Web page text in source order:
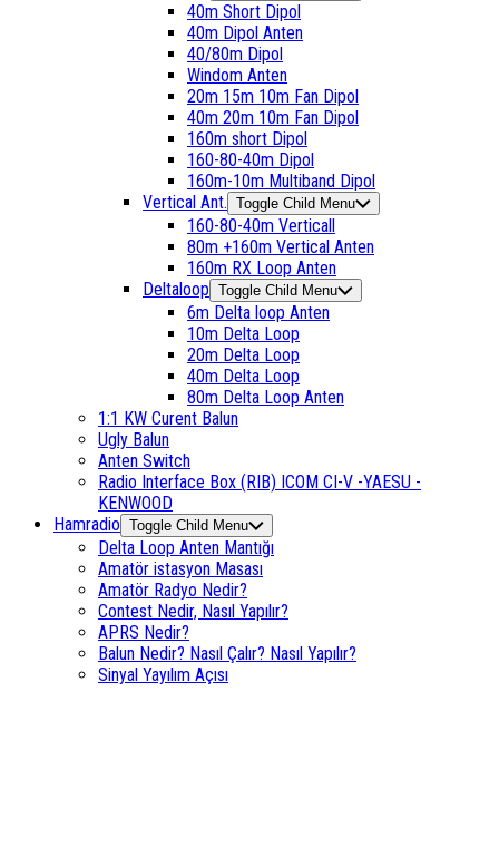
40m Short Dipol
40m Dipol Anten
40/80m Dipol
Windom Anten
20m 15m 10m Fan Dipol
40m 20m 10m Fan Dipol
160m short Dipol
160-80-40m Dipol
160m-10m Multiband Dipol
Vertical Ant. Toggle Child Menu
160-80-40m Verticall
80m +160m Vertical Anten
160m RX Loop Anten
Deltaloop Toggle Child Menu
6m Delta loop Anten
10m Delta Loop
20m Delta Loop
40m Delta Loop
80m Delta Loop Anten
1:1 KW Curent Balun
Ugly Balun
Anten Switch
Radio Interface Box (RIB) ICOM CI-V -YAESU -
KENWOOD
Hamradio Toggle Child Menu
Delta Loop Anten Mantığı
Amatör istasyon Masası
Amatör Radyo Nedir?
Contest Nedir, Nasıl Yapılır?
APRS Nedir?
Balun Nedir? Nasıl Çalır? Nasıl Yapılır?
Sinyal Yayılım Açısı